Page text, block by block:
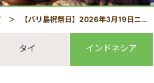
【バリ島祝祭日】2026年3月19日ニュピの営業時間についてのお知らせ
タイ インドネシア